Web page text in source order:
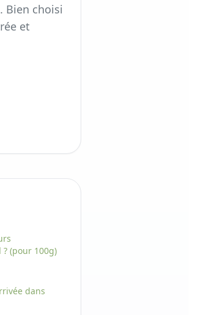
Bien choisi
et
? (pour 100g)
dans